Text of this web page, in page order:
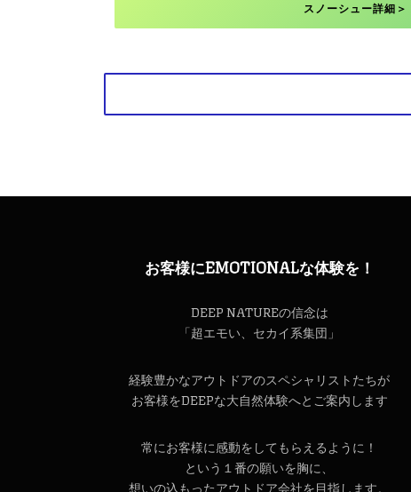
スノーシュー詳細＞
お客様にEMOTIONALな体験を！
DEEP NATUREの信念は
「超エモい、セカイ系集団」
経験豊かなアウトドアのスペシャリストたちが
お客様をDEEPな大自然体験へとご案内します
常にお客様に感動をしてもらえるように！
という１番の願いを胸に、
想いの込もったアウトドア会社を目指します。